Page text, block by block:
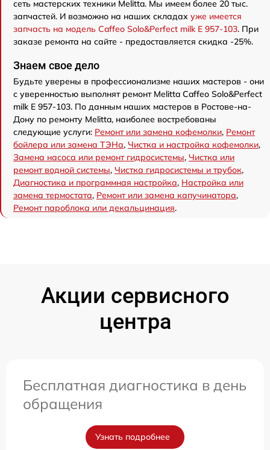
сеть мастерских техники Melitta. Мы имеем более 20 тыс.
запчастей. И возможно на наших складах уже имеется
запчасть на модель Caffeo Solo&Perfect milk E 957-103. При
заказе ремонта на сайте - предоставляется скидка -25%.
Знаем свое дело
Будьте уверены в профессионализме наших мастеров - они
с уверенностью выполнят ремонт Melitta Caffeo Solo&Perfect
milk E 957-103. По данным наших мастеров в Ростове-на-
Дону по ремонту Melitta, наиболее востребованы
следующие услуги: Ремонт или замена кофемолки, Ремонт
бойлера или замена ТЭНа, Чистка и настройка кофемолки,
Замена насоса или ремонт гидросистемы, Чистка или
ремонт водной системы, Чистка гидросистемы и трубок,
Диагностика и программная настройка, Настройка или
замена термостата, Ремонт или замена капучинатора,
Ремонт пароблока или декальцинация.
Акции сервисного
центра
Бесплатная диагностика в день
обращения
Узнать подробнее